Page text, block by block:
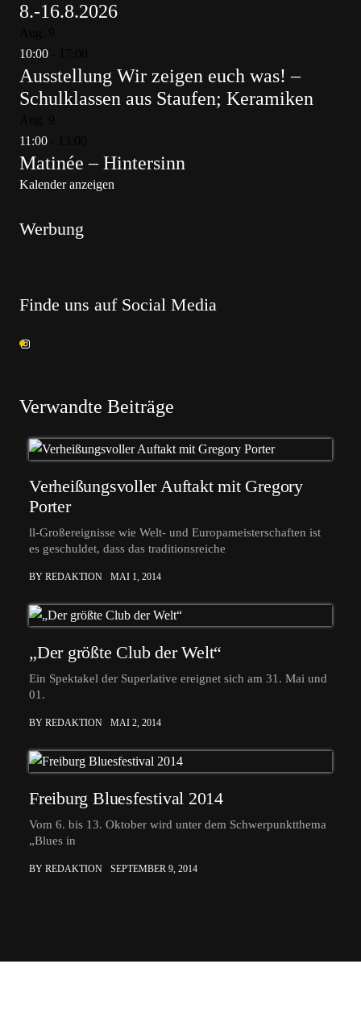
8.-16.8.2026
10:00
Ausstellung Wir zeigen euch was! –
Schulklassen aus Staufen; Keramiken
11:00
Matinée – Hintersinn
Kalender anzeigen
Werbung
Finde uns auf Social Media
Verwandte Beiträge
Verheißungsvoller Auftakt mit Gregory
Porter
ll-Großereignisse wie Welt- und Europameisterschaften ist
es geschuldet, dass das traditionsreiche
BY REDAKTION MAI 1, 2014
„Der größte Club der Welt“
Ein Spektakel der Superlative ereignet sich am 31. Mai und
01.
BY REDAKTION MAI 2, 2014
Freiburg Bluesfestival 2014
Vom 6. bis 13. Oktober wird unter dem Schwerpunktthema
„Blues in
BY REDAKTION SEPTEMBER 9, 2014